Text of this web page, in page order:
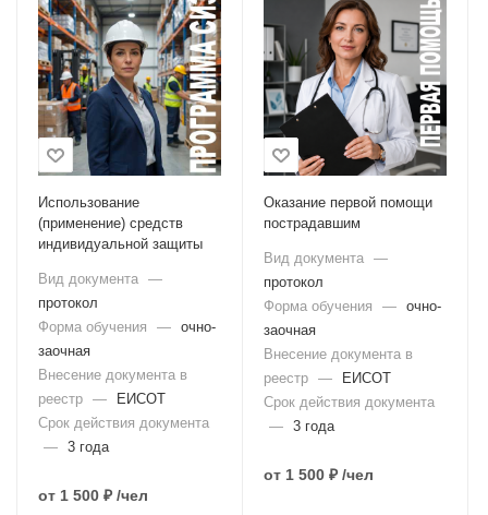
Использование
(применение) средств
индивидуальной защиты
Вид документа —
протокол
Форма обучения
— очно-
заочная
Внесение документа в
реестр —
ЕИСОТ
Срок действия документа
— 3 года
от 1 500 ₽ /чел
Оказание первой помощи
пострадавшим
Вид документа —
протокол
Форма обучения
— очно-
заочная
Внесение документа в
реестр —
ЕИСОТ
Срок действия документа
— 3 года
от 1 500 ₽ /чел